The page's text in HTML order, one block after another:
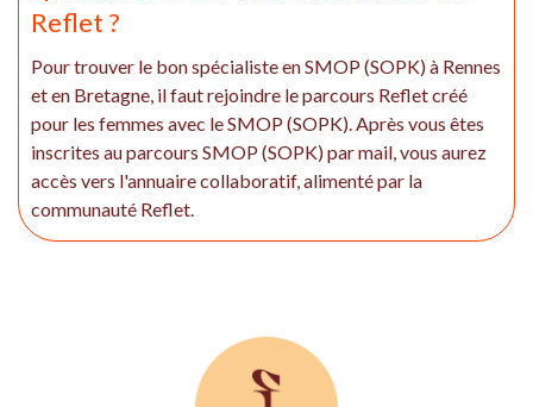
Reflet ?
Pour trouver le bon spécialiste en SMOP (SOPK) à Rennes
et en Bretagne, il faut rejoindre le parcours Reflet créé
pour les femmes avec le SMOP (SOPK). Après vous êtes
inscrites au parcours SMOP (SOPK) par mail, vous aurez
accès vers l'annuaire collaboratif, alimenté par la
communauté Reflet.